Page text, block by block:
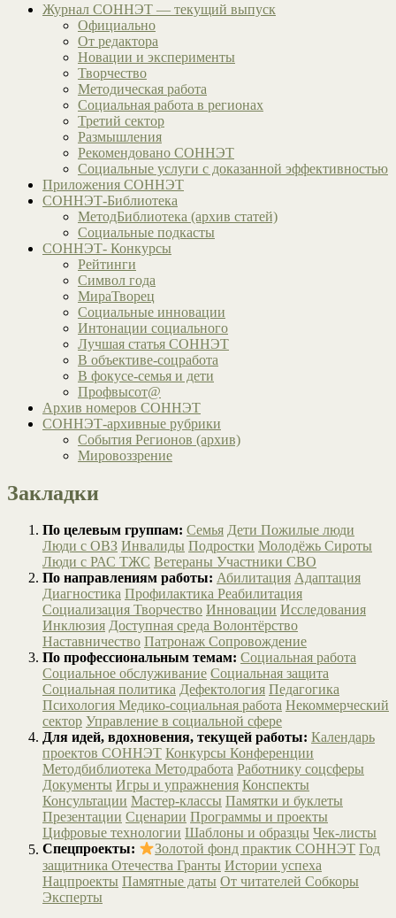
Журнал СОННЭТ — текущий выпуск
Официально
От редактора
Новации и эксперименты
Творчество
Методическая работа
Социальная работа в регионах
Третий сектор
Размышления
Рекомендовано СОННЭТ
Социальные услуги с доказанной эффективностью
Приложения СОННЭТ
СОННЭТ-Библиотека
МетодБиблиотека (архив статей)
Социальные подкасты
СОННЭТ- Конкурсы
Рейтинги
Символ года
МираТворец
Социальные инновации
Интонации социального
Лучшая статья СОННЭТ
В объективе-соцработа
В фокусе-семья и дети
Профвысот@
Архив номеров СОННЭТ
СОННЭТ-архивные рубрики
События Регионов (архив)
Мировоззрение
Закладки
По целевым группам: Семья Дети Пожилые люди
Люди с ОВЗ Инвалиды Подростки Молодёжь Сироты
Люди с РАС ТЖС Ветераны Участники СВО
По направлениям работы: Абилитация Адаптация
Диагностика Профилактика Реабилитация
Социализация Творчество Инновации Исследования
Инклюзия Доступная среда Волонтёрство
Наставничество Патронаж Сопровождение
По профессиональным темам: Социальная работа
Социальное обслуживание Социальная защита
Социальная политика Дефектология Педагогика
Психология Медико-социальная работа Некоммерческий
сектор Управление в социальной сфере
Для идей, вдохновения, текущей работы: Календарь
проектов СОННЭТ Конкурсы Конференции
Методбиблиотека Методработа Работнику соцсферы
Документы Игры и упражнения Конспекты
Консультации Мастер-классы Памятки и буклеты
Презентации Сценарии Программы и проекты
Цифровые технологии Шаблоны и образцы Чек-листы
Спецпроекты:
Золотой фонд практик СОННЭТ Год
защитника Отечества Гранты Истории успеха
Нацпроекты Памятные даты От читателей Собкоры
Эксперты